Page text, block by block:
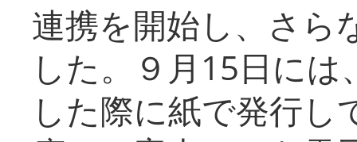
連携を開始し、さら
した。９月15日に
した際に紙で発行し